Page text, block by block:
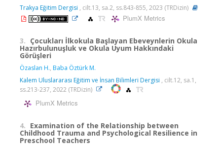
Trakya Eğitim Dergisi , cilt.13, sa.2, ss.843-855, 2023 (TRDizin)
PlumX Metrics
3. Çocukları İlkokula Başlayan Ebeveynlerin Okula
Hazırbulunuşluk ve Okula Uyum Hakkındaki
Görüşleri
Özaslan H., Baba Öztürk M.
Kalem Uluslararası Eğitim ve İnsan Bilimleri Dergisi , cilt.12, sa.1,
ss.213-237, 2022 (TRDizin)
PlumX Metrics
4. Examination of the Relationship between
Childhood Trauma and Psychological Resilience in
Preschool Teachers